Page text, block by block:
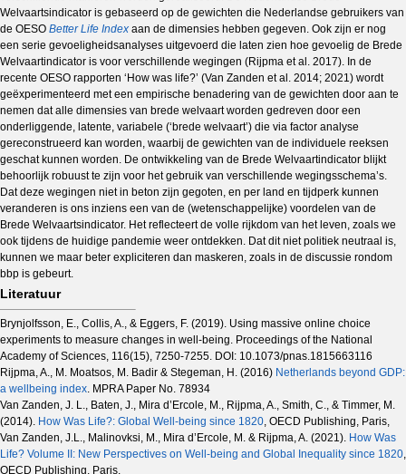
Welvaartsindicator is gebaseerd op de gewichten die Nederlandse gebruikers van
de OESO Better Life Index aan de dimensies hebben gegeven. Ook zijn er nog
een serie gevoeligheidsanalyses uitgevoerd die laten zien hoe gevoelig de Brede
Welvaartindicator is voor verschillende wegingen (Rijpma et al. 2017). In de
recente OESO rapporten ‘How was life?’ (Van Zanden et al. 2014; 2021) wordt
geëxperimenteerd met een empirische benadering van de gewichten door aan te
nemen dat alle dimensies van brede welvaart worden gedreven door een
onderliggende, latente, variabele (‘brede welvaart’) die via factor analyse
gereconstrueerd kan worden, waarbij de gewichten van de individuele reeksen
geschat kunnen worden. De ontwikkeling van de Brede Welvaartindicator blijkt
behoorlijk robuust te zijn voor het gebruik van verschillende wegingsschema’s.
Dat deze wegingen niet in beton zijn gegoten, en per land en tijdperk kunnen
veranderen is ons inziens een van de (wetenschappelijke) voordelen van de
Brede Welvaartsindicator. Het reflecteert de volle rijkdom van het leven, zoals we
ook tijdens de huidige pandemie weer ontdekken. Dat dit niet politiek neutraal is,
kunnen we maar beter expliciteren dan maskeren, zoals in de discussie rondom
bbp is gebeurt.
Literatuur
Brynjolfsson, E., Collis, A., & Eggers, F. (2019). Using massive online choice
experiments to measure changes in well-being. Proceedings of the National
Academy of Sciences, 116(15), 7250-7255. DOI: 10.1073/pnas.1815663116
Rijpma, A., M. Moatsos, M. Badir & Stegeman, H. (2016) Netherlands beyond GDP:
a wellbeing index. MPRA Paper No. 78934
Van Zanden, J. L., Baten, J., Mira d’Ercole, M., Rijpma, A., Smith, C., & Timmer, M.
(2014). How Was Life?: Global Well-being since 1820, OECD Publishing, Paris,
Van Zanden, J.L., Malinovksi, M., Mira d’Ercole, M. & Rijpma, A. (2021). How Was
Life? Volume II: New Perspectives on Well-being and Global Inequality since 1820,
OECD Publishing, Paris.